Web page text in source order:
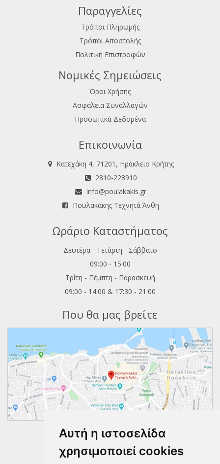
Αυτή η ιστοσελίδα
χρησιμοποιεί cookies
Παραγγελίες
Τρόποι Πληρωμής
Τρόποι Αποστολής
Πολιτική Επιστροφών
Νομικές Σημειώσεις
Όροι Χρήσης
Ασφάλεια Συναλλαγών
Προσωπικά Δεδομένα
Επικοινωνία
Κατεχάκη 4, 71201, Ηράκλειο Κρήτης
2810-228910
info@poulakakis.gr
Πουλακάκης Τεχνητά Άνθη
Ωράριο Καταστήματος
Δευτέρα - Τετάρτη - Σάββατο
09:00 - 15:00
Τρίτη - Πέμπτη - Παρασκευή
09:00 - 14:00 & 17:30 - 21:00
Που θα μας βρείτε
Ακολουθήστε μας